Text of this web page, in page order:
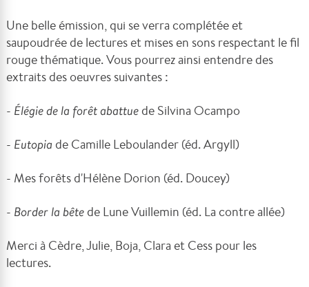
Une belle émission, qui se verra complétée et
saupoudrée de lectures et mises en sons respectant le fil
rouge thématique. Vous pourrez ainsi entendre des
extraits des oeuvres suivantes :
- Élégie de la forêt abattue de Silvina Ocampo
- Eutopia de Camille Leboulander (éd. Argyll)
- Mes forêts d'Hélène Dorion (éd. Doucey)
- Border la bête de Lune Vuillemin (éd. La contre allée)
Merci à Cèdre, Julie, Boja, Clara et Cess pour les
lectures.